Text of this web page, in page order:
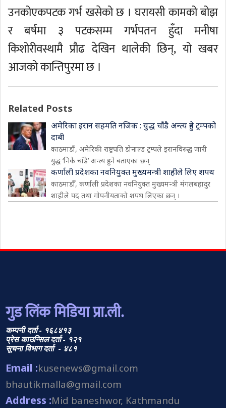
उनकोएकपटक गर्भ खसेको छ । घरायसी कामको बोझ
र बर्षमा ३ पटकसम्म गर्भपतन हुँदा मनीषा
किशोरीवस्थामै प्रौढ देखिन थालेकी छिन्, यो खबर
आजको कान्तिपुरमा छ ।
Related Posts
अमेरिका इरान सहमति नजिक : युद्ध चाँडै अन्त्य हुने ट्रम्पको
दाबी
काठमाडौं, अमेरिकी राष्ट्रपति डोनाल्ड ट्रम्पले इरानविरुद्ध जारी
युद्ध ‘निकै चाँडै’ अन्त्य हुने बताएका छन्
कर्णाली प्रदेशका नवनियुक्त मुख्यमन्त्री शाहीले लिए शपथ
काठमाडौँ, कर्णाली प्रदेशका नवनियुक्त मुख्यमन्त्री मंगलबहादुर
शाहीले पद तथा गोपनीयताको शपथ लिएका छन् ।
गुड लिंक मिडिया प्रा.ली.
कम्पनी दर्ता - १६८४१३
प्रेस काउन्सिल दर्ता - १२१
सूचना विभाग दर्ता - ४८१
Email :kusenews@gmail.com
bhautikmalla@gmail.com
Address :Mid baneshwor, Kathmandu